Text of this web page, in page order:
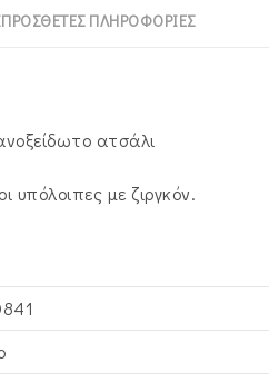
ΠΛΗΡΟΦΟΡΊΕΣ
ατσάλι
υπόλοιπες με ζιργκόν.